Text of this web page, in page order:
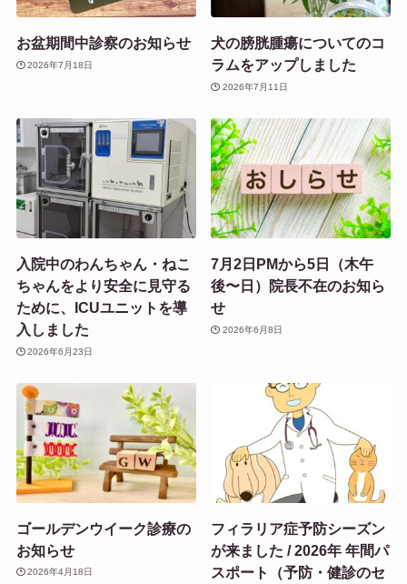
お盆期間中診察のお知らせ
2026年7月18日
犬の膀胱腫瘍についてのコ
ラムをアップしました
2026年7月11日
入院中のわんちゃん・ねこ
ちゃんをより安全に見守る
ために、ICUユニットを導
入しました
2026年6月23日
7月2日PMから5日（木午
後〜日）院長不在のお知ら
せ
2026年6月8日
ゴールデンウイーク診療の
お知らせ
2026年4月18日
フィラリア症予防シーズン
が来ました / 2026年 年間パ
スポート（予防・健診のセ